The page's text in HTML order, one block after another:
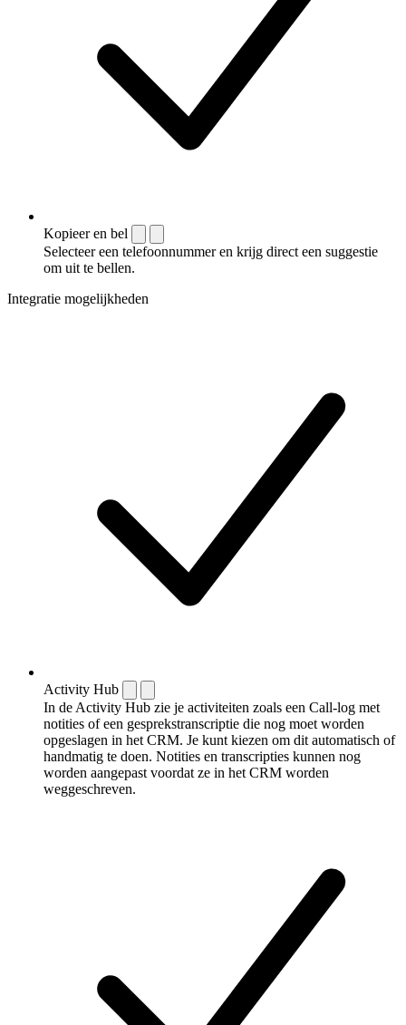
Kopieer en bel
Selecteer een telefoonnummer en krijg direct een suggestie
om uit te bellen.
Integratie mogelijkheden
Activity Hub
In de Activity Hub zie je activiteiten zoals een Call-log met
notities of een gespreks­transcriptie die nog moet worden
opgeslagen in het CRM. Je kunt kiezen om dit automatisch of
handmatig te doen. Notities en transcripties kunnen nog
worden aangepast voordat ze in het CRM worden
weggeschreven.